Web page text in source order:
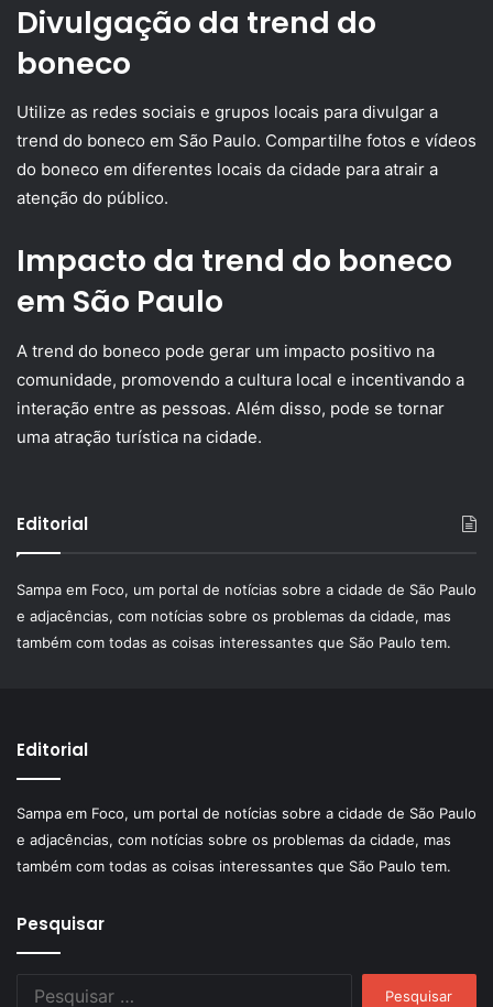
Divulgação da trend do
boneco
Utilize as redes sociais e grupos locais para divulgar a
trend do boneco em São Paulo. Compartilhe fotos e vídeos
do boneco em diferentes locais da cidade para atrair a
atenção do público.
Impacto da trend do boneco
em São Paulo
A trend do boneco pode gerar um impacto positivo na
comunidade, promovendo a cultura local e incentivando a
interação entre as pessoas. Além disso, pode se tornar
uma atração turística na cidade.
Editorial
Sampa em Foco, um portal de notícias sobre a cidade de São Paulo
e adjacências, com notícias sobre os problemas da cidade, mas
também com todas as coisas interessantes que São Paulo tem.
Editorial
Sampa em Foco, um portal de notícias sobre a cidade de São Paulo
e adjacências, com notícias sobre os problemas da cidade, mas
também com todas as coisas interessantes que São Paulo tem.
Pesquisar